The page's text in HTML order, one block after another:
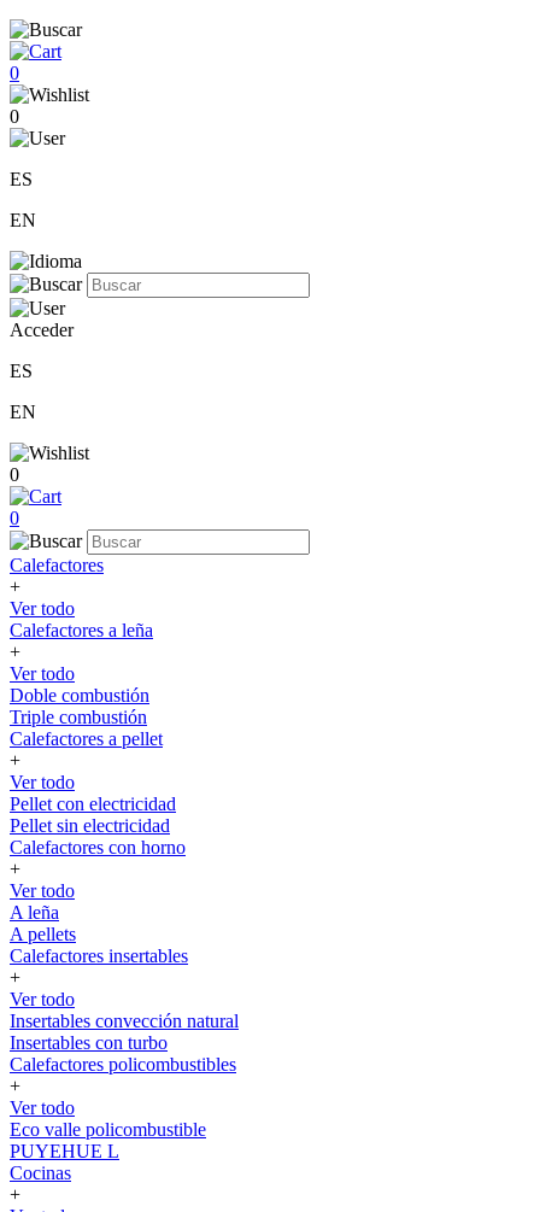
0
0
ES
EN
Acceder
ES
EN
0
0
Calefactores
+
Ver todo
Calefactores a leña
+
Ver todo
Doble combustión
Triple combustión
Calefactores a pellet
+
Ver todo
Pellet con electricidad
Pellet sin electricidad
Calefactores con horno
+
Ver todo
A leña
A pellets
Calefactores insertables
+
Ver todo
Insertables convección natural
Insertables con turbo
Calefactores policombustibles
+
Ver todo
Eco valle policombustible
PUYEHUE L
Cocinas
+